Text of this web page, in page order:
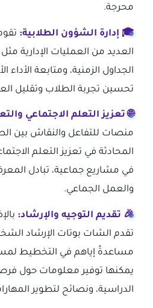
محرجة.
🎓 إدارة الشؤون الطلابية:
العديد من العمليات الإدارية
الجداول الزمنية، ومتابعة
تحسين تجربة الطلاب وتقليل
🌐 تعزيز التعلم الاجتماعي
منصات للتفاعل والنقاش بين
المحادثة في تعزيز التعلم
في مشاريع جماعية، تبادل
والعمل الجماعي.
🎉 تقديم التوجيه والإرشاد:
تقدم الشات بوتات الإرشاد
مساعدةً إياهم في التخطيط
يمكنها توفير معلومات حول
الدراسية، ونصائح لتطوير